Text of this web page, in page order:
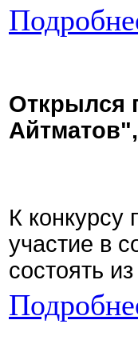
Открылся
К
участие в
состоять